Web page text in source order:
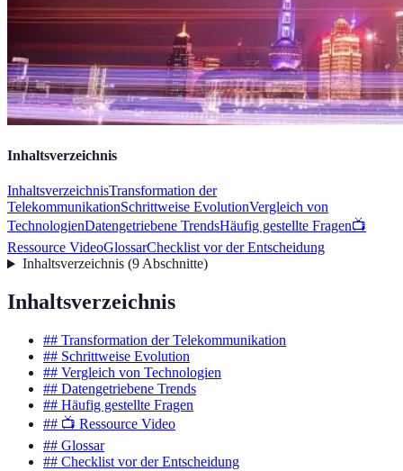
Inhaltsverzeichnis
InhaltsverzeichnisTransformation der
TelekommunikationSchrittweise EvolutionVergleich von
TechnologienDatengetriebene TrendsHäufig gestellte Fragen📺
Ressource VideoGlossarChecklist vor der Entscheidung
Inhaltsverzeichnis(9Abschnitte)
Inhaltsverzeichnis
## Transformation der Telekommunikation
## Schrittweise Evolution
## Vergleich von Technologien
## Datengetriebene Trends
## Häufig gestellte Fragen
## 📺 Ressource Video
## Glossar
## Checklist vor der Entscheidung